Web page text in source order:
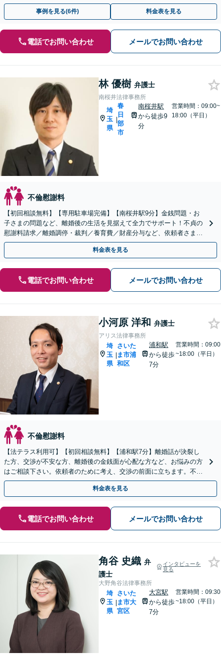
倫相談は初回0円】【埼玉県全域対応】
事例を見る(6件) 料金表を見る
電話でお問い合わせ メールでお問い合わせ
林 優樹 弁護士
南桜井法律事務所
埼
玉
県
|
春
日
部
市
南桜井駅
から徒歩9
分
営業時間：09:00~
18:00（平日）
不倫慰謝料
【初回相談無料】【専用駐車場完備】【南桜井駅9分】金銭問題・お
子さまの問題など、離婚後の生活を見据えて全力でサポート！不貞の
慰謝料請求／離婚調停・裁判／養育費／財産分与など、依頼者さまの
思いを代弁し、最善の解決へ導きます【夜間・休日面談可】
料金表を見る
電話でお問い合わせ メールでお問い合わせ
小河原 洋和 弁護士
アリス法律事務所
埼
玉
県
|
さいた
ま市浦
和区
浦和駅
から徒歩
7分
営業時間：09:00
~18:00（平日）
不倫慰謝料
【法テラス利用可】【初回相談無料】【浦和駅7分】離婚話が決裂し
た方、交渉が不安な方、離婚後の金銭面が心配な方など、お悩みの方
はご相談下さい。依頼者のために考え、交渉の前面に立ちます。不貞
行為の慰謝料（請求する側・される側）も承ります。
料金表を見る
電話でお問い合わせ メールでお問い合わせ
角谷 史織 弁
護士
インタビューを
見る
大野角谷法律事務所
埼
玉
県
|
さいた
ま市大
宮区
大宮駅
から徒歩
7分
営業時間：09:30
~18:00（平日）